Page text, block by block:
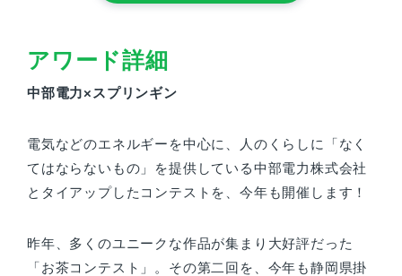
アワード詳細
中部電力×スプリンギン
電気などのエネルギーを中心に、人のくらしに「なく
てはならないもの」を提供している中部電力株式会社
とタイアップしたコンテストを、今年も開催します！
昨年、多くのユニークな作品が集まり大好評だった
「お茶コンテスト」。その第二回を、今年も静岡県掛